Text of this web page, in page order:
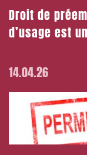
Droit de
d’usage est
14.04.26